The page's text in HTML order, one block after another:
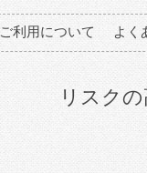
ご利用について よく
リスク